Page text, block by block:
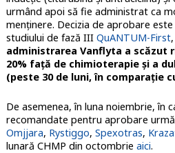
urmând apoi să fie administrat ca
menţinere. Decizia de aprobare
studiului de fază III QuANTUM-First
administrarea Vanflyta a scăzut
20% faţă de chimioterapie şi a
(peste 30 de luni, în comparaţie
De asemenea, în luna noiembrie, în
recomandate pentru aprobare
Omjjara, Rystiggo, Spexotras,
lunară CHMP din octombrie aici.